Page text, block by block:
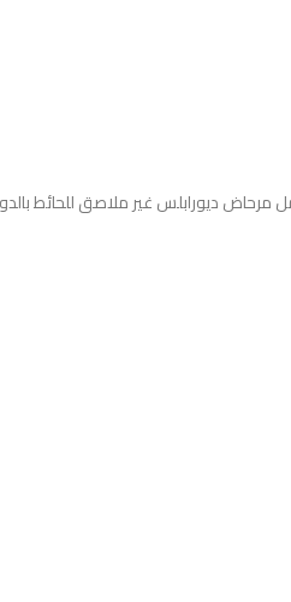
ديورابلس غير ملاصق للحائط